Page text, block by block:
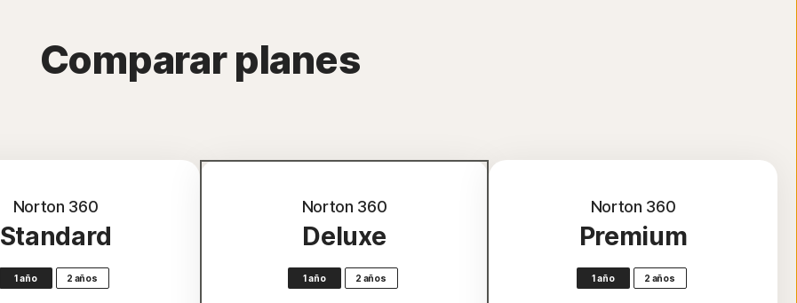
Comparar planes
Norton 360
Standard
1 año 2 años
Norton 360
Deluxe
1 año 2 años
Norton 360
Premium
1 año 2 años